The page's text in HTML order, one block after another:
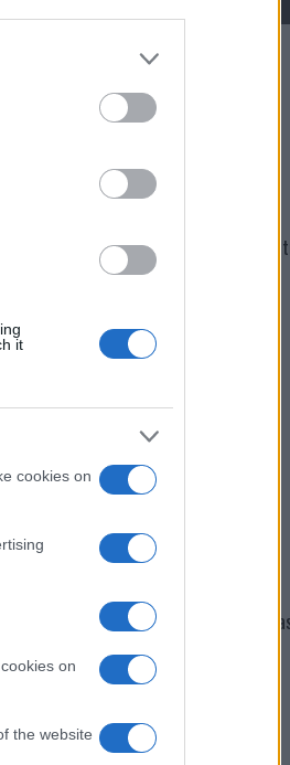
it
cookies on
on
the website
Mario Malu
Martina Agostina
I nostri cari
I nostri cari
I nostri cari
Giovannimaria